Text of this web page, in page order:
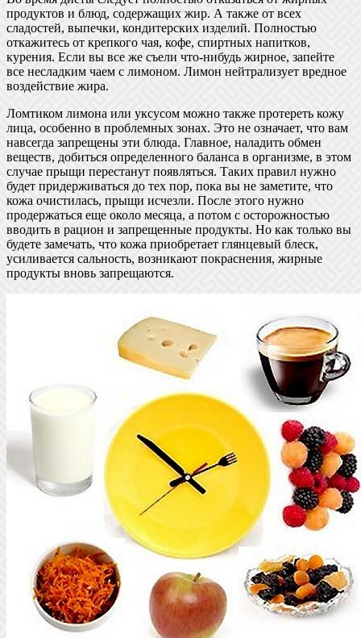
продуктов и блюд, содержащих жир. А также от всех
сладостей, выпечки, кондитерских изделий. Полностью
откажитесь от крепкого чая, кофе, спиртных напитков,
курения. Если вы все же съели что-нибудь жирное, запейте
все несладким чаем с лимоном. Лимон нейтрализует вредное
воздействие жира.
Ломтиком лимона или уксусом можно также протереть кожу
лица, особенно в проблемных зонах. Это не означает, что вам
навсегда запрещены эти блюда. Главное, наладить обмен
веществ, добиться определенного баланса в организме, в этом
случае прыщи перестанут появляться. Таких правил нужно
будет придерживаться до тех пор, пока вы не заметите, что
кожа очистилась, прыщи исчезли. После этого нужно
продержаться еще около месяца, а потом с осторожностью
вводить в рацион и запрещенные продукты. Но как только вы
будете замечать, что кожа приобретает глянцевый блеск,
усиливается сальность, возникают покраснения, жирные
продукты вновь запрещаются.